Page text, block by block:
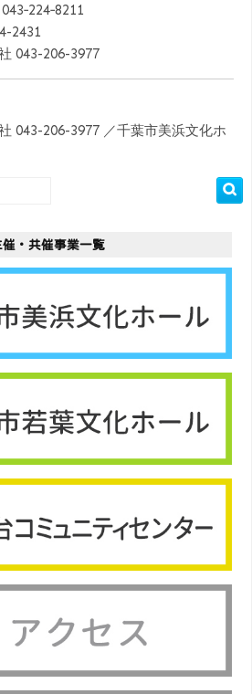
2431
043-206-3977
043-206-3977 ／千葉市美浜文化ホ
催・共催事業一覧